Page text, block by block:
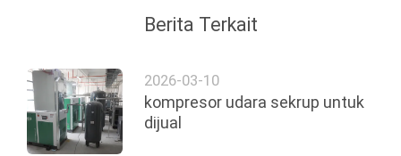
Berita Terkait
2026-03-10
kompresor udara sekrup untuk
dijual